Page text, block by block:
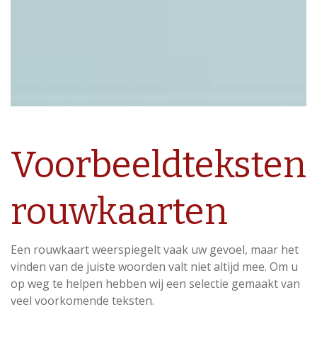
Voorbeeldteksten
rouwkaarten
Een rouwkaart weerspiegelt vaak uw gevoel, maar het
vinden van de juiste woorden valt niet altijd mee. Om u
op weg te helpen hebben wij een selectie gemaakt van
veel voorkomende teksten.